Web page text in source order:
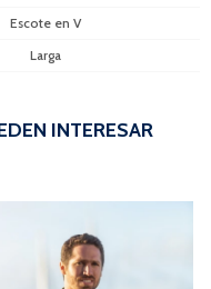
Escote en V
Larga
INTERESAR